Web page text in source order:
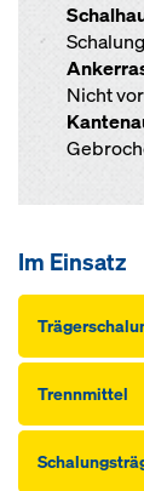
Nicht
Im Einsatz
Trennmittel